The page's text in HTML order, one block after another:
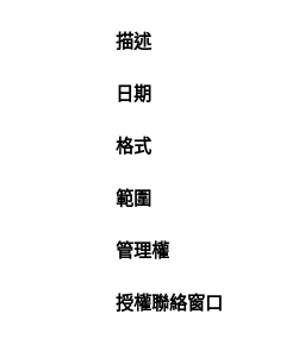
描述
日期
格式
範圍
管理權
授權聯絡窗口